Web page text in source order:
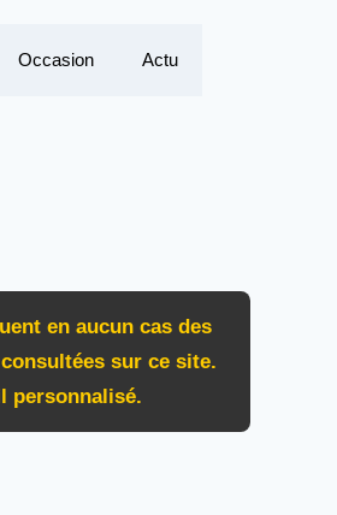
Occasion Actu
en aucun cas des
sur ce site.
personnalisé.